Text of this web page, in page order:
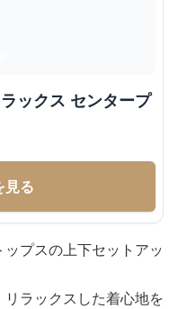
ックス センタープ
見る
プスの上下セットアッ
ラックスした着心地を